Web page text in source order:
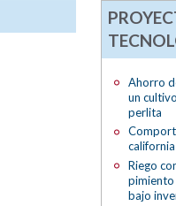
Ahorro
un
perlita
Riego
pimiento
bajo